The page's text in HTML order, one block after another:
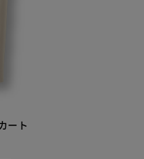
ート